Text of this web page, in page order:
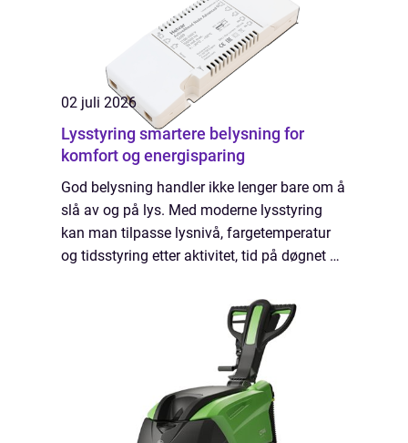
02 juli 2026
Lysstyring smartere belysning for
komfort og energisparing
God belysning handler ikke lenger bare om å
slå av og på lys. Med moderne lysstyring
kan man tilpasse lysnivå, fargetemperatur
og tidsstyring etter aktivitet, tid på døgnet og
energiforbruk, bedre komfort og l...